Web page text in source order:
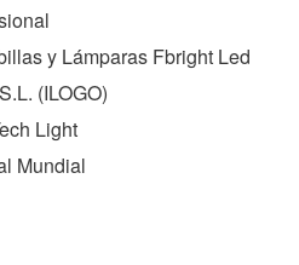
y Lámparas Fbright Led
(ILOGO)
Light
Mundial